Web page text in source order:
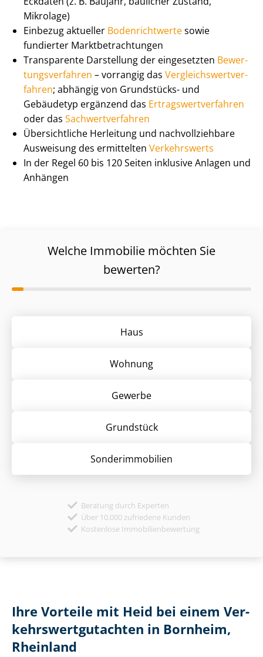
Mikrolage)
Einbezug aktueller Bodenrichtwertesowie
fundierter Markt­be­trach­tun­gen
Transparente Darstellung der eingesetzten Be­wer­
tungs­ver­fah­ren – vorrangig das Ver­gleichs­wert­ver­
fah­ren; abhängig von Grundstücks- und
Gebäudetyp ergänzend das Er­trags­wert­ver­fah­ren
oder das Sach­wert­ver­fah­ren
Übersichtliche Herleitung und nach­voll­zieh­ba­re
Ausweisung des ermittelten Verkehrswerts
In der Regel 60 bis 120 Seiten inklusive Anlagen und
Anhängen
Welche Immobilie möchten Sie
bewerten?
Haus
Wohnung
Gewerbe
Grund­stück
Sonder­immobilien
Beratung durch Experten
Über 10.000 zufriedene Kunden
Kostenlose Immobilienbewertung
Ihre Vorteile mit Heid bei einem Ver­
kehrs­wert­gut­ach­ten in Bornheim,
Rheinland